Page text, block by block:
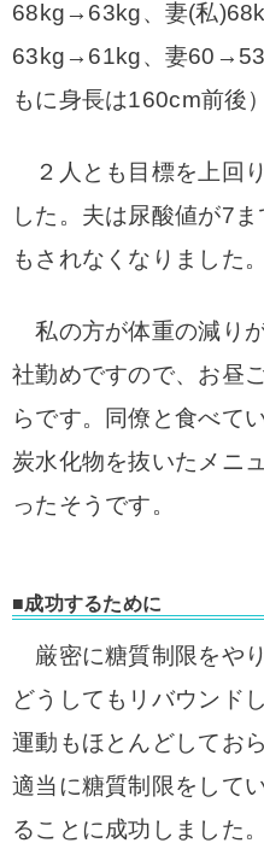
68kg→63kg、妻(私
63kg→61kg、妻
もに身長は160cm前後）
２人とも目標を上回
した。夫は尿酸値が7
もされなくなりました。
私の方が体重の減り
社勤めですので、お昼
らです。同僚と食べて
炭水化物を抜いたメニ
ったそうです。
■成功するために
厳密に糖質制限をや
どうしてもリバウンド
運動もほとんどしてお
適当に糖質制限をして
ることに成功しました。